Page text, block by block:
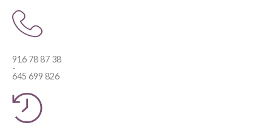
916 78 87 38
-
645 699 826